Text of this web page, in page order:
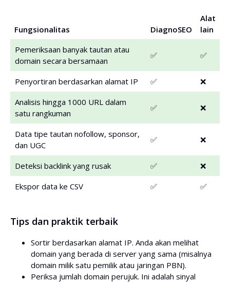
Fungsionalitas DiagnoSEO
Alat
lain
Pemeriksaan banyak tautan atau
domain secara bersamaan
✅ ✅
Penyortiran berdasarkan alamat IP ✅
❌
Analisis hingga 1000 URL dalam
satu rangkuman
✅ ❌
Data tipe tautan nofollow, sponsor,
dan UGC
✅ ❌
Deteksi backlink yang rusak ✅
❌
Ekspor data ke CSV
✅ ✅
Tips dan praktik terbaik
Sortir berdasarkan alamat IP. Anda akan melihat
domain yang berada di server yang sama (misalnya
domain milik satu pemilik atau jaringan PBN).
Periksa jumlah domain perujuk. Ini adalah sinyal